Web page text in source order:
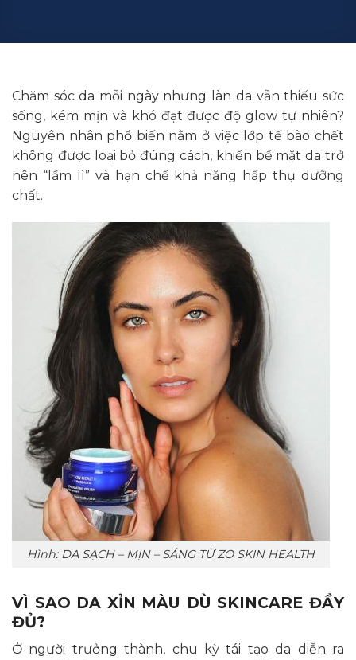
Chăm sóc da mỗi ngày nhưng làn da vẫn thiếu sức
sống, kém mịn và khó đạt được độ glow tự nhiên?
Nguyên nhân phổ biến nằm ở việc lớp tế bào chết
không được loại bỏ đúng cách, khiến bề mặt da trở
nên “lầm lì” và hạn chế khả năng hấp thụ dưỡng
chất.
Hình: DA SẠCH – MỊN – SÁNG TỪ ZO SKIN HEALTH
VÌ SAO DA XỈN MÀU DÙ SKINCARE ĐẦY
ĐỦ?
Ở người trưởng thành, chu kỳ tái tạo da diễn ra